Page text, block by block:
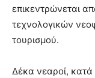
επικεντρώνεται
τεχνολογικών
τουρισμού.
Δέκα νεαροί, κατά